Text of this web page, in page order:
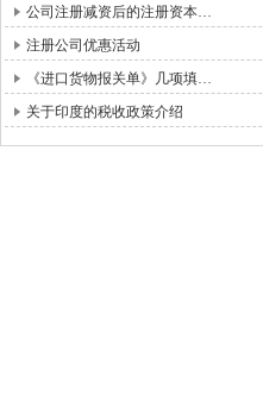
公司注册减资后的注册资本…
注册公司优惠活动
《进口货物报关单》几项填…
关于印度的税收政策介绍